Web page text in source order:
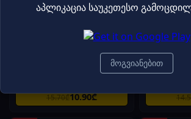
თხილით,უშაქრო, უგლუტ, სტევიათი
თხილეული / მზესუმზირა / ჩირი
15.70₾10.90₾
ვაფლი /
აპლიკაცია საუკეთესო
მოგვიანებით